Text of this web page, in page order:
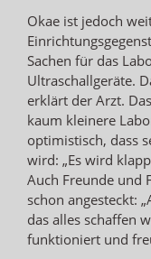
Okae ist jedoch
Sachen für das
Ultraschallgeräte.
erklärt der Arzt.
kaum kleinere
optimistisch, dass
wird: „Es wird
Auch Freunde und
schon angesteckt:
das alles schaffen
funktioniert und